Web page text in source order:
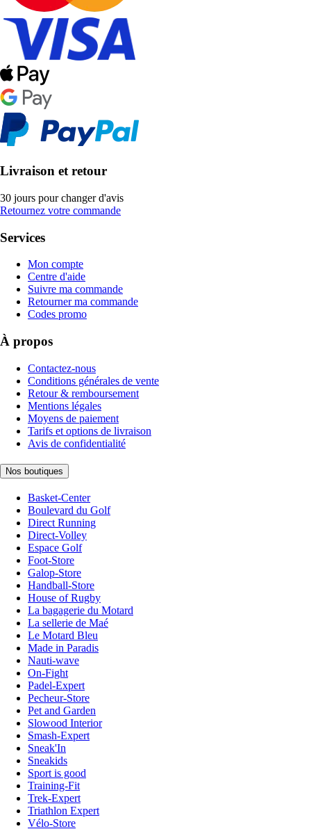
Livraison et retour
30 jours pour changer d'avis
Retournez votre commande
Services
Mon compte
Centre d'aide
Suivre ma commande
Retourner ma commande
Codes promo
À propos
Contactez-nous
Conditions générales de vente
Retour & remboursement
Mentions légales
Moyens de paiement
Tarifs et options de livraison
Avis de confidentialité
Nos boutiques
Basket-Center
Boulevard du Golf
Direct Running
Direct-Volley
Espace Golf
Foot-Store
Galop-Store
Handball-Store
House of Rugby
La bagagerie du Motard
La sellerie de Maé
Le Motard Bleu
Made in Paradis
Nauti-wave
On-Fight
Padel-Expert
Pecheur-Store
Pet and Garden
Slowood Interior
Smash-Expert
Sneak'In
Sneakids
Sport is good
Training-Fit
Trek-Expert
Triathlon Expert
Vélo-Store